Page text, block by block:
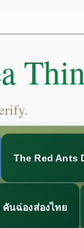
The Red Ants
นฉ่องส่องไทย